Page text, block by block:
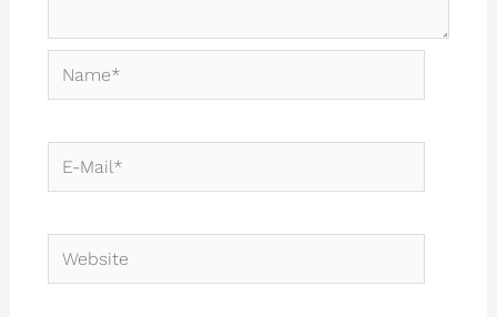
Name*
E-
Mail*
Website